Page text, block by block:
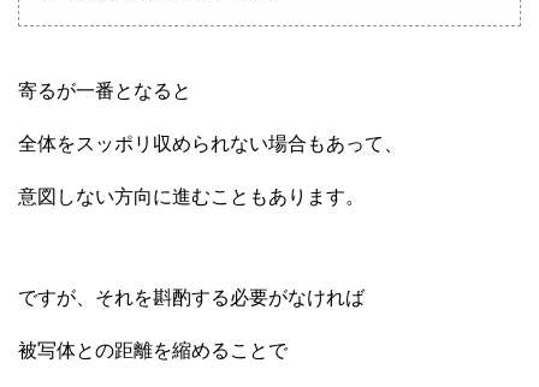
寄るが一番となると
全体をスッポリ収められない場合もあって、
意図しない方向に進むこともあります。
ですが、それを斟酌する必要がなければ
被写体との距離を縮めることで